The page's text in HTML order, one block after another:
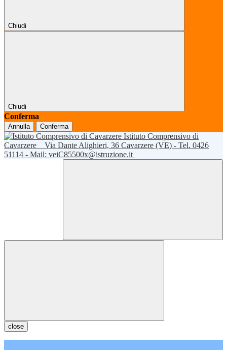
Chiudi
Chiudi
Conferma
Annulla Conferma
Istituto Comprensivo di
Cavarzere
Via Dante Alighieri, 36 Cavarzere (VE) - Tel. 0426
51114 - Mail: veiC85500x@istruzione.it
close